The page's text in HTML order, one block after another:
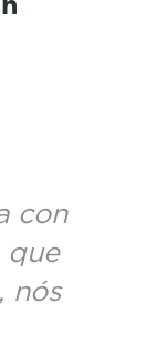
con
que
nós